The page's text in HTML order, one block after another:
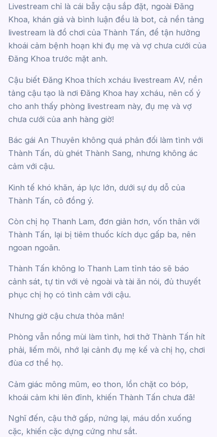
Livestream chỉ là cái bẫy cậu sắp đặt, ngoài Đăng
Khoa, khán giả và bình luận đều là bot, cả nền tảng
livestream là đồ chơi của Thành Tấn, để tận hưởng
khoái cảm bệnh hoạn khi đụ mẹ và vợ chưa cưới của
Đăng Khoa trước mặt anh.
Cậu biết Đăng Khoa thích xcháu livestream AV, nền
tảng cậu tạo là nơi Đăng Khoa hay xcháu, nên cố ý
cho anh thấy phòng livestream này, đụ mẹ và vợ
chưa cưới của anh hàng giờ!
Bác gái An Thuyên không quá phản đối làm tình với
Thành Tấn, dù ghét Thành Sang, nhưng không ác
cảm với cậu.
Kinh tế khó khăn, áp lực lớn, dưới sự dụ dỗ của
Thành Tấn, cô đồng ý.
Còn chị họ Thanh Lam, đơn giản hơn, vốn thân với
Thành Tấn, lại bị tiêm thuốc kích dục gấp ba, nên
ngoan ngoãn.
Thành Tấn không lo Thanh Lam tỉnh táo sẽ báo
cảnh sát, tự tin với vẻ ngoài và tài ăn nói, đủ thuyết
phục chị họ có tình cảm với cậu.
Nhưng giờ cậu chưa thỏa mãn!
Phòng vẫn nồng mùi làm tình, hơi thở Thành Tấn hít
phải, liếm môi, nhớ lại cảnh đụ mẹ kế và chị họ, chơi
đùa cơ thể họ.
Cảm giác mông mũm, eo thon, lồn chặt co bóp,
khoái cảm khi lên đỉnh, khiến Thành Tấn chưa đã!
Nghĩ đến, cậu thở gấp, nứng lại, máu dồn xuống
cặc, khiến cặc dựng cứng như sắt.